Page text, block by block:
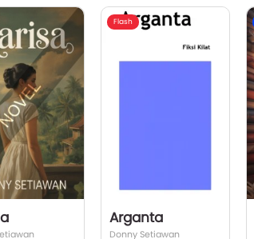
Flash
Arganta
Donny Setiawan